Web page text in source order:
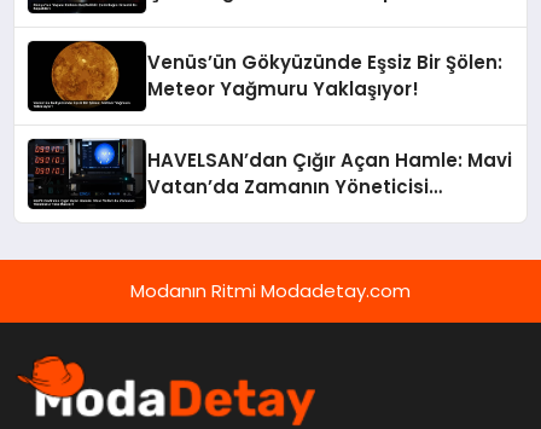
Venüs’ün Gökyüzünde Eşsiz Bir Şölen:
Meteor Yağmuru Yaklaşıyor!
HAVELSAN’dan Çığır Açan Hamle: Mavi
Vatan’da Zamanın Yöneticisi
Modanın Ritmi Modadetay.com